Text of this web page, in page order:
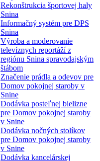
Rekonštrukcia športovej haly
Snina
Informačný systém pre DPS
Snina
Výroba a moderovanie
televíznych reportáží z
regiónu Snina spravodajským
štábom
Značenie prádla a odevov pre
Domov pokojnej staroby v
Snine
Dodávka posteľnej bielizne
pre Domov pokojnej staroby
v Snine
Dodávka nočných stolíkov
pre Domov pokojnej staroby
v Snine
Dodávka kancelárskej